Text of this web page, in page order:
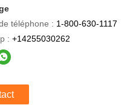
téléphone : 1-800-630-1117
: +14255030262